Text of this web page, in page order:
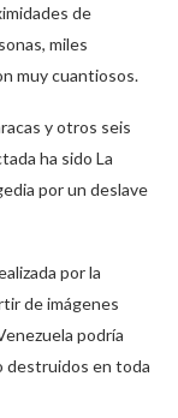
de
miles
muy cuantiosos.
y otros seis
ha sido La
por un deslave
por la
de imágenes
podría
destruidos en toda